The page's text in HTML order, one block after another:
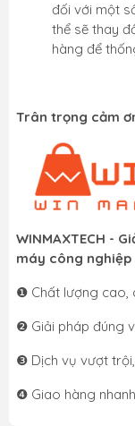
đối với một
thể sẽ thay
hàng để
Trân trọng cảm
WINMAXTECH -
máy công nghiệp
❶ Chất lượng cao,
❷ Giải pháp đúng
❸ Dịch vụ vượt
❹ Giao hàng